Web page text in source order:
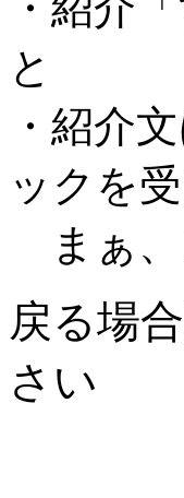
と
・紹介
ックを
まぁ、
戻る場
さい